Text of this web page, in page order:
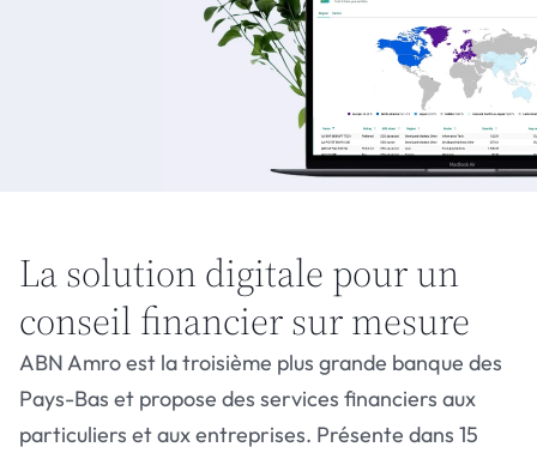
La solution digitale pour un
conseil financier sur mesure
ABN Amro est la troisième plus grande banque des
Pays-Bas et propose des services financiers aux
particuliers et aux entreprises. Présente dans 15